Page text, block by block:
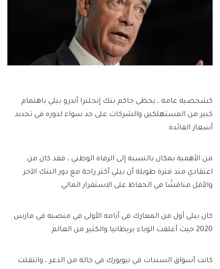
كشخصية عامة ، يحظى حاكم بنك إنجلترا أندرو بيلي باهتمام
كبير من المستهلكين والشركات على حد سواء لدوره في تحديد
أسعار الفائدة.
من الأهمية بمكان بالنسبة إلى الرفاه الوطني ، فقد كان من
اعتقادي منذ فترة طويلة أن بيلي أكثر راحة مع دور البنك الآخر
والأقل مناقشًا في الحفاظ على الاستقرار المالي.
كان بيلي أول من المعارك في أيامه الأولى في منصبه في مارس
2020 حيث أغلقت الوباء بريطانيا والكثير من العالم.
كانت أسواق السندات في نيويورك في حالة من الذعر ، وانتقلت